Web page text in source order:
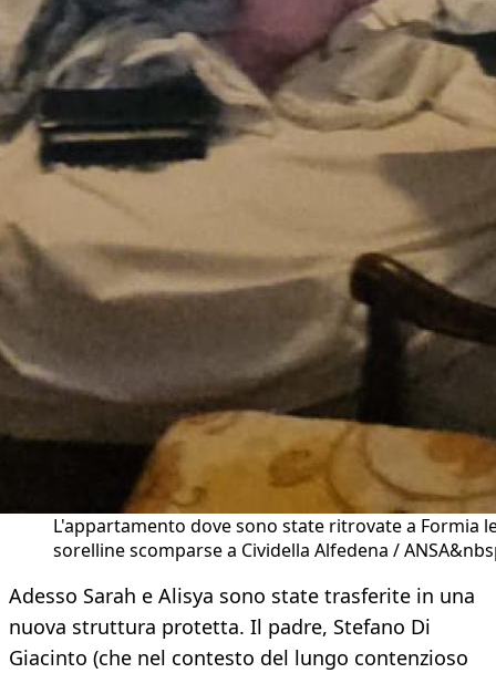
L'appartamento dove sono state ritrovate a Formia
sorelline scomparse a Cividella Alfedena /
Adesso Sarah e Alisya sono state trasferite in una
nuova struttura protetta. Il padre, Stefano Di
Giacinto (che nel contesto del lungo contenzioso